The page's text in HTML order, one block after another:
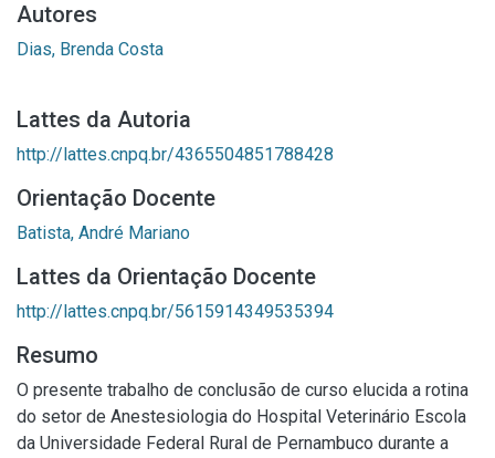
Autores
Dias, Brenda Costa
Lattes da Autoria
http://lattes.cnpq.br/4365504851788428
Orientação Docente
Batista, André Mariano
Lattes da Orientação Docente
http://lattes.cnpq.br/5615914349535394
Resumo
O presente trabalho de conclusão de curso elucida a rotina
do setor de Anestesiologia do Hospital Veterinário Escola
da Universidade Federal Rural de Pernambuco durante a